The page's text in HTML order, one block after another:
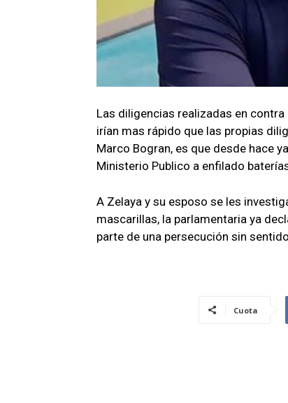
Las diligencias realizadas en
irían mas rápido que las propias
Marco Bogran, es que desde hace
Ministerio Publico a enfilado
A Zelaya y su esposo se les
mascarillas, la parlamentaria ya
parte de una persecución sin
Cuota